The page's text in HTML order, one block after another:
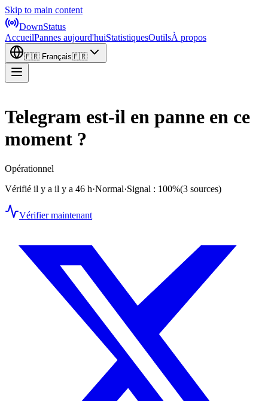
Skip to main content
DownStatus
AccueilPannes aujourd'huiStatistiquesOutilsÀ propos
🇫🇷 Français🇫🇷
Telegram est-il en panne en ce
moment ?
Opérationnel
Vérifié il y a il y a 46 h·Normal·Signal : 100%(3 sources)
Vérifier maintenant